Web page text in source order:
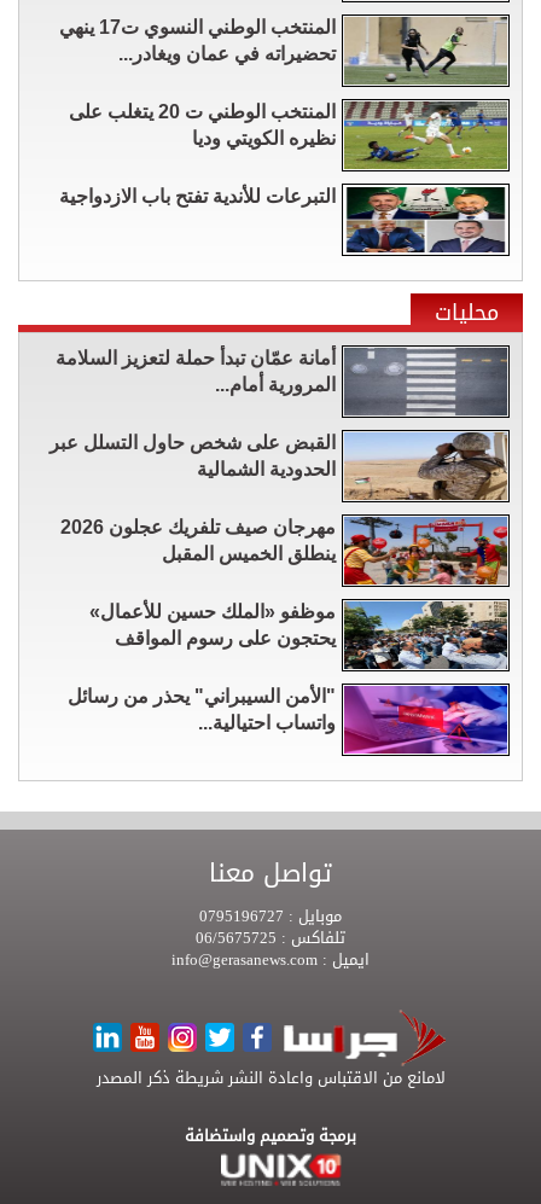
المنتخب الوطني النسوي ت17 ينهي
تحضيراته في عمان ويغادر...
المنتخب الوطني ت 20 يتغلب على
نظيره الكويتي وديا
التبرعات للأندية تفتح باب الازدواجية
محليات
أمانة عمّان تبدأ حملة لتعزيز السلامة
المرورية أمام...
القبض على شخص حاول التسلل عبر
الحدودية الشمالية
مهرجان صيف تلفريك عجلون 2026
ينطلق الخميس المقبل
موظفو «الملك حسين للأعمال»
يحتجون على رسوم المواقف
"الأمن السيبراني" يحذر من رسائل
واتساب احتيالية...
تواصل معنا
موبايل :
تلفاكس :
ايميل :
لامانع من الاقتباس واعادة النشر شريطة ذكر المصدر
برمجة وتصميم واستضافة